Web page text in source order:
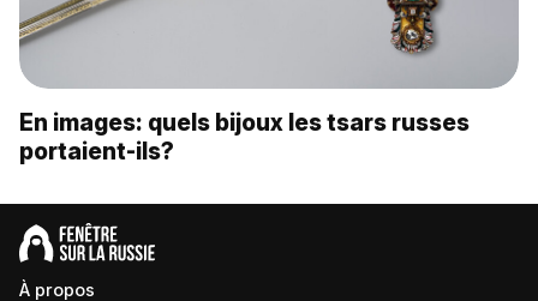
En images: quels bijoux les tsars russes
portaient-ils?
À propos